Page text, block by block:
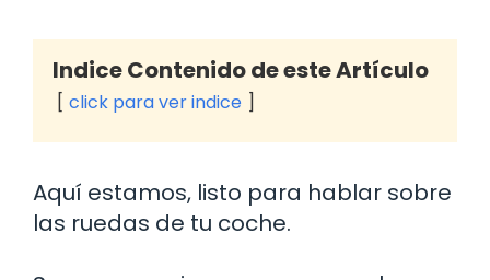
Indice Contenido de este Artículo
click para ver indice
Aquí estamos, listo para hablar sobre
las ruedas de tu coche.